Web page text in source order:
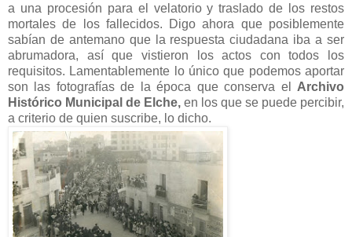
a una procesión para el velatorio y traslado de los restos
mortales de los fallecidos. Digo ahora que posiblemente
sabían de antemano que la respuesta ciudadana iba a ser
abrumadora, así que vistieron los actos con todos los
requisitos. Lamentablemente lo único que podemos aportar
son las fotografías de la época que conserva el Archivo
Histórico Municipal de Elche, en los que se puede percibir,
a criterio de quien suscribe, lo dicho.